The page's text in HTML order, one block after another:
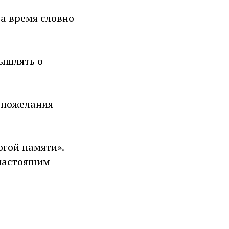
время словно
о
памяти».